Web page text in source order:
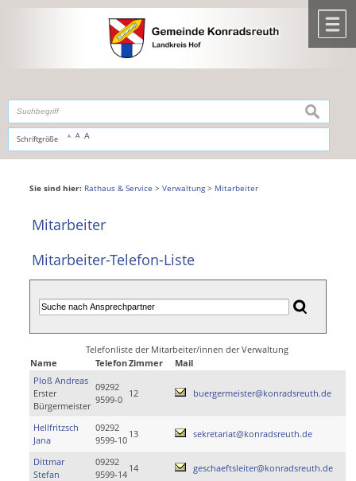
,zur Navigationoderzur Startseitespringen.
Schriftgröße A A A
suchen
Sie sind hier: Rathaus & Service > Verwaltung> Mitarbeiter
Mitarbeiter
Mitarbeiter-Telefon-Liste
Telefonliste der Mitarbeiter/innen der Verwaltung
Name
TelefonZimmer
Mail
Ploß Andreas
Erster
Bürgermeister
09292
9599-0
12 buergermeister@konradsreuth.de
Hellfritzsch
Jana
09292
9599-10
13 sekretariat@konradsreuth.de
Dittmar
Stefan
09292
9599-14
14 geschaeftsleiter@konradsreuth.de